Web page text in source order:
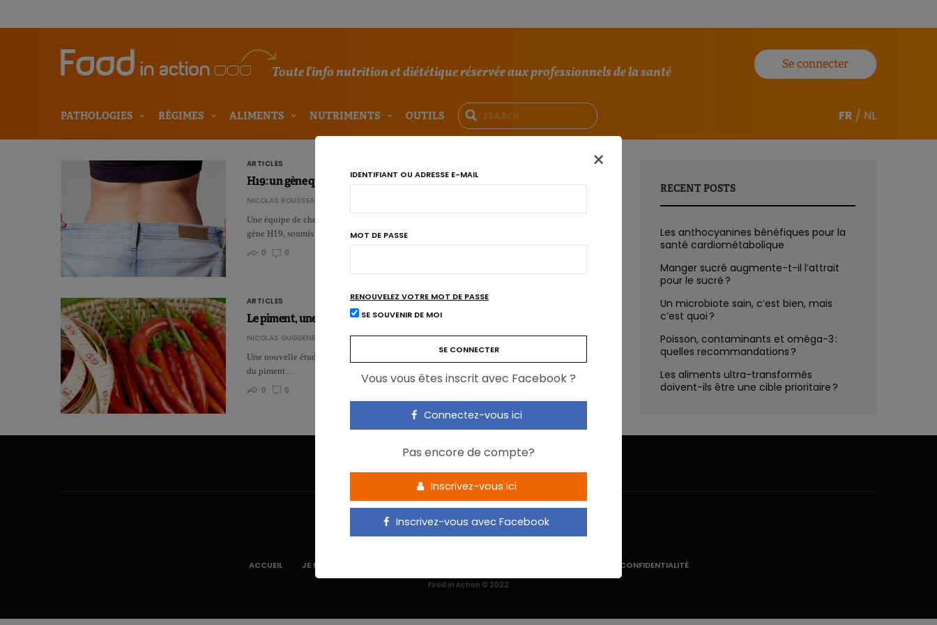
Toute l'info nutrition et diététique réservée aux professionnels de la santé
Se connecter
PATHOLOGIES RÉGIMES ALIMENTS NUTRIMENTS OUTILS FR / NL
ARTICLES
H19: un gène qui pourrait protéger de l’obésité
NICOLAS ROUSSEAU
Une équipe de chercheurs allemands et danois vient de faire une découverte étonnante: le
gène H19, soumis à l’empreinte parentale, aurait une fonction……
0
0
ARTICLES
Le piment, une arme anti-obésité?
NICOLAS GUGGENBÜHL
Une nouvelle étude menée chez la souris montre que la capsaïcine, responsable du piquant
du piment…
0
0
RECENT POSTS
Les anthocyanines bénéfiques pour la
santé cardiométabolique
Manger sucré augmente-t-il l’attrait
pour le sucré ?
Un microbiote sain, c’est bien, mais
c’est quoi ?
Poisson, contaminants et oméga-3 :
quelles recommandations ?
Les aliments ultra-transformés
doivent-ils être une cible prioritaire ?
×
IDENTIFIANT OU ADRESSE E-MAIL
MOT DE PASSE
RENOUVELEZ VOTRE MOT DE PASSE
SE SOUVENIR DE MOI
Vous vous êtes inscrit avec Facebook ?
Connectez-vous ici
Pas encore de compte?
Inscrivez-vous ici
Inscrivez-vous avec Facebook
ACCUEIL JE M’INSCRIS POLITIQUE DE CONFIDENTIALITÉ
Food In Action © 2022